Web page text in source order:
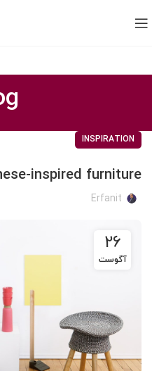
INSPIRATION
inspired furniture
Erfanit
26
آگوست